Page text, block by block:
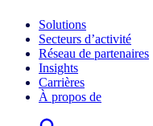
Solutions
Secteurs d’activité
Réseau de partenaires
Insights
Carrières
À propos de